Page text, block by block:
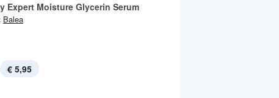
Expert Moisture Glycerin Serum
Balea
€ 5,95